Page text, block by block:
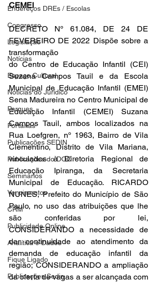
Endereços DREs / Escolas
Congresso
Legislação
Notícias
Espaço Cultural
Notícias do Jurídico
Parques
Portarias
Publicações SEDIN
Publicações do DOC
Seminários
Vencimentos
CRM
Publicidade Online
Analítica e Dados
Fique Ligado
Publicações Sedin
CEMEI
DECRETO Nº 61.084, DE 24 DE
FEVEREIRO DE 2022 Dispõe sobre a
transformação
do Centro de Educação Infantil (CEI)
Suzana Campos Tauil e da Escola
Municipal de Educação Infantil (EMEI)
Sena Madureira no Centro Municipal de
Educação Infantil (CEMEI) Suzana
Campos Tauil, ambos localizados na
Rua Loefgren, nº 1963, Bairro de Vila
Clementino, Distrito de Vila Mariana,
vinculados à Diretoria Regional de
Educação Ipiranga, da Secretaria
Municipal de Educação. RICARDO
NUNES, Prefeito do Município de São
Paulo, no uso das atribuições que lhe
são conferidas por lei,
CONSIDERANDO a necessidade de
dar continuidade ao atendimento da
demanda de educação infantil da
região; CONSIDERANDO a ampliação
da oferta de vagas a ser alcançada com